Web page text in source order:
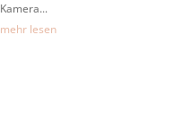
Kamera...
mehr lesen